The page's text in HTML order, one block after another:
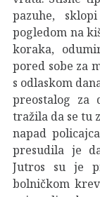
pazuhe,
pogledom na
koraka,
pored sobe za
s odlaskom
preostalog za
tražila da se tu
napad
presudila je
Jutros su je
bolničkom